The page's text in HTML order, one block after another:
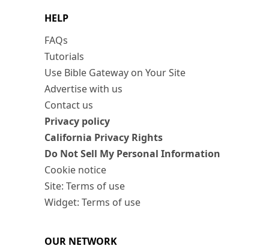
HELP
FAQs
Tutorials
Use Bible Gateway on Your Site
Advertise with us
Contact us
Privacy policy
California Privacy Rights
Do Not Sell My Personal Information
Cookie notice
Site: Terms of use
Widget: Terms of use
OUR NETWORK